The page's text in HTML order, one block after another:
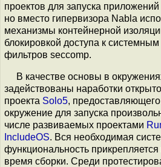
проектов для запуска
но вместо гипервизора Nabla
механизмы контейнерной
блокировкой доступа к
фильтров seccomp.
В качестве основы в
задействованы наработки
проекта Solo5,
окружение для запуска
числе развиваемых проектами
IncludeOS. Вся необходимая
функциональность
время сборки. Среди